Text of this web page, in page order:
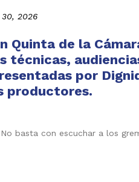
2026
Quinta de la
técnicas,
por
productores.
basta con escuchar a los